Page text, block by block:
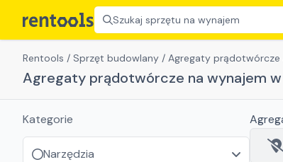
Szukaj sprzętu na wynajem
Rentools / Sprzęt budowlany / Agregaty prądotwórcze
Agregaty prądotwórcze na wynajem
Kategorie
Narzędzia